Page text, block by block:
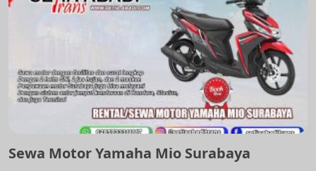
Sewa Motor Yamaha Mio Surabaya